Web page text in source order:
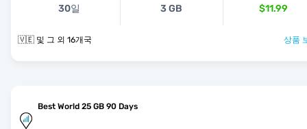
30일 3 GB $11.99
🇻🇪 및 그 외 16개국 상품
Best World 25 GB 90 Days